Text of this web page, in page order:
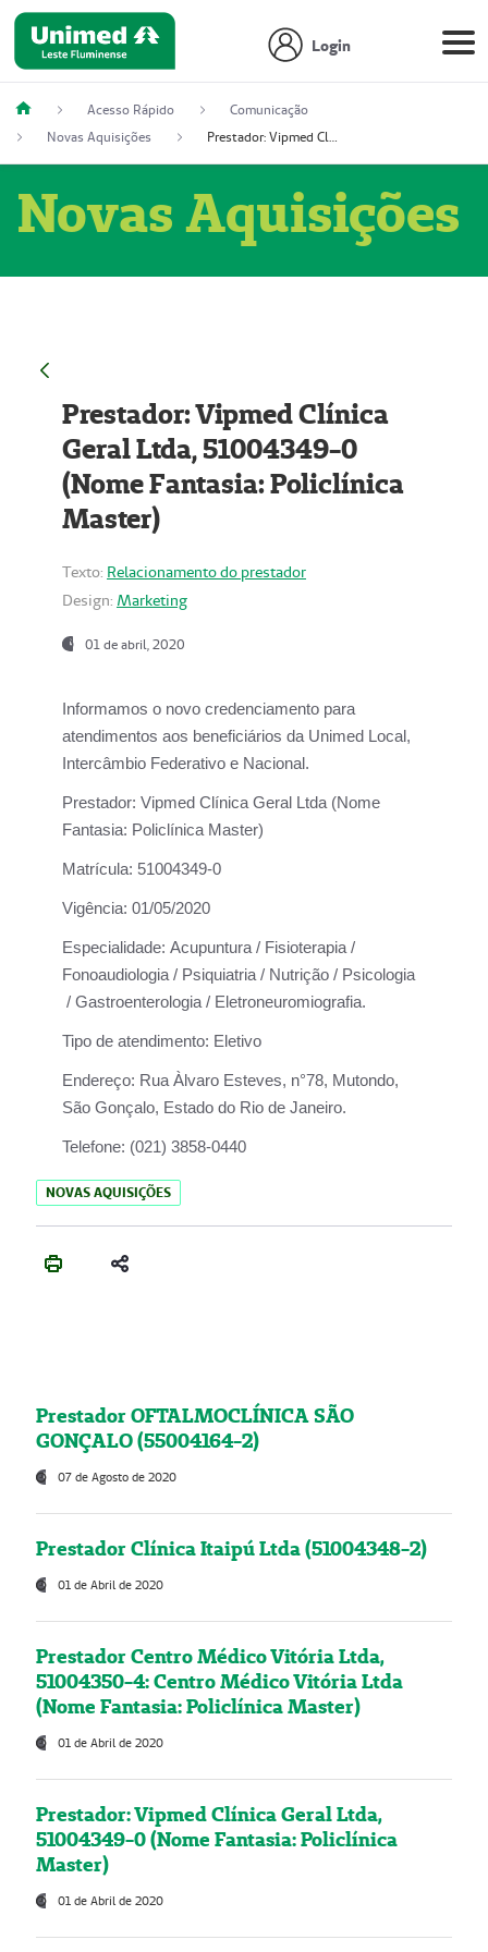
Login
Acesso Rápido
Comunicação
Novas Aquisições
Prestador: Vipmed Clínica Geral Ltda, 51004349-0 (Nome Fantasia: Policlínica Master)
Novas Aquisições
Prestador: Vipmed Clínica
Geral Ltda, 51004349-0
(Nome Fantasia: Policlínica
Master)
Texto: Relacionamento do prestador
Design: Marketing
01 de abril, 2020
Informamos o novo credenciamento para
atendimentos aos beneficiários da Unimed Local,
Intercâmbio Federativo e Nacional.
Prestador: Vipmed Clínica Geral Ltda (Nome
Fantasia: Policlínica Master)
Matrícula: 51004349-0
Vigência: 01/05/2020
Especialidade: Acupuntura / Fisioterapia /
Fonoaudiologia / Psiquiatria / Nutrição / Psicologia
/ Gastroenterologia / Eletroneuromiografia.
Tipo de atendimento: Eletivo
Endereço: Rua Àlvaro Esteves, n°78, Mutondo,
São Gonçalo, Estado do Rio de Janeiro.
Telefone: (021) 3858-0440
NOVAS AQUISIÇÕES
Prestador OFTALMOCLÍNICA SÃO
GONÇALO (55004164-2)
07 de Agosto de 2020
Prestador Clínica Itaipú Ltda (51004348-2)
01 de Abril de 2020
Prestador Centro Médico Vitória Ltda,
51004350-4: Centro Médico Vitória Ltda
(Nome Fantasia: Policlínica Master)
01 de Abril de 2020
Prestador: Vipmed Clínica Geral Ltda,
51004349-0 (Nome Fantasia: Policlínica
Master)
01 de Abril de 2020